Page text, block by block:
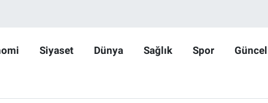
Siyaset Dünya Sağlık Spor Güncel